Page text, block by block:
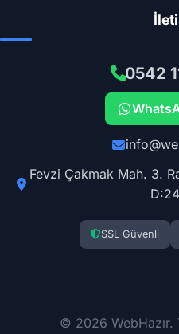
0542
Fevzi Çakmak Mah. 3.
SSL Güvenli
© 2026 WebHazır.